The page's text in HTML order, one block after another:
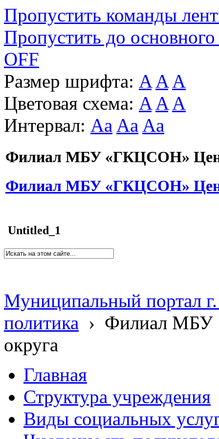
Пропустить команды
Пропустить до основного
OFF
Размер шрифта: A A A
Цветовая схема: A A A
Интервал: Aa Aa Aa
Филиал МБУ «ГКЦСОН»
Филиал МБУ «ГКЦСОН»
Untitled_1
Муниципальный портал
политика › Филиал МБУ
округа
Главная
Структура учреждения
Виды социальных